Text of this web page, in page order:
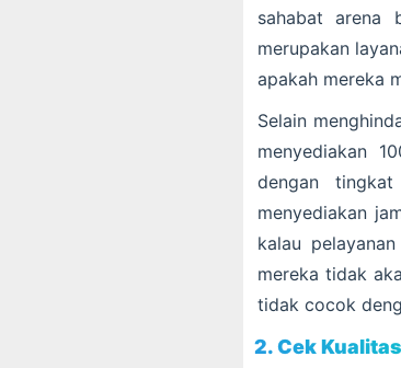
sahabat arena
merupakan
apakah mereka
Selain
menyediakan
dengan
menyediakan
kalau
mereka tidak
tidak cocok
2. Cek